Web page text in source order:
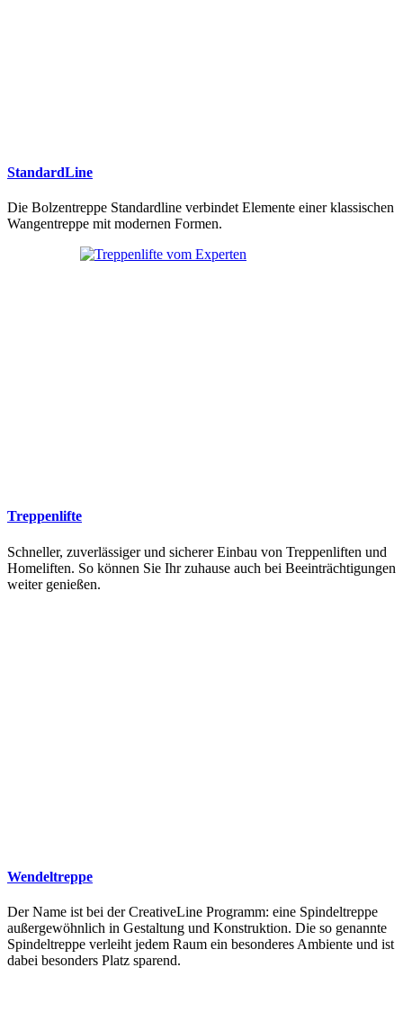
StandardLine
Die Bolzentreppe Standardline verbindet Elemente einer klassischen
Wangentreppe mit modernen Formen.
Treppenlifte
Schneller, zuverlässiger und sicherer Einbau von Treppenliften und
Homeliften. So können Sie Ihr zuhause auch bei Beeinträchtigungen
weiter genießen.
Wendeltreppe
Der Name ist bei der CreativeLine Programm: eine Spindeltreppe
außergewöhnlich in Gestaltung und Konstruktion. Die so genannte
Spindeltreppe verleiht jedem Raum ein besonderes Ambiente und ist
dabei besonders Platz sparend.